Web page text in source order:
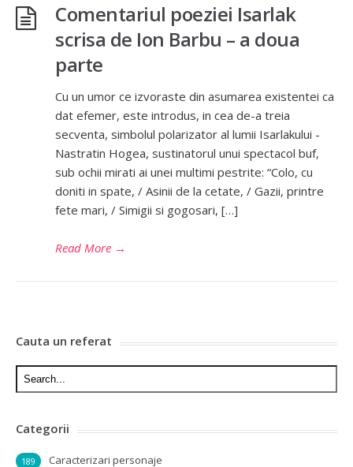
Comentariul poeziei Isarlak
scrisa de Ion Barbu – a doua
parte
Cu un umor ce izvoraste din asumarea existentei ca
dat efemer, este introdus, in cea de-a treia
secventa, simbolul polarizator al lumii Isarlakului -
Nastratin Hogea, sustinatorul unui spectacol buf,
sub ochii mirati ai unei multimi pestrite: “Colo, cu
doniti in spate, / Asinii de la cetate, / Gazii, printre
fete mari, / Simigii si gogosari, […]
Read More →
Cauta un referat
Categorii
Caracterizari personaje
189